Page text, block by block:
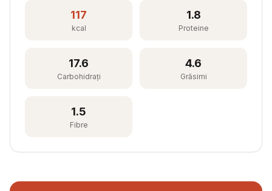
117
kcal
1.8
Proteine
17.6
Carbohidrați
4.6
Grăsimi
1.5
Fibre